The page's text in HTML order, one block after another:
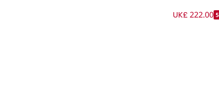
لون أزرق للبنات
UK£ 222.00